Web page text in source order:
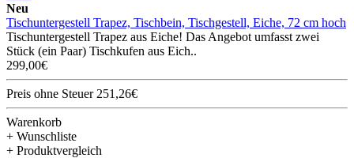
Neu
Tischuntergestell Trapez, Tischbein, Tischgestell, Eiche, 72 cm hoch
Tischuntergestell Trapez aus Eiche! Das Angebot umfasst zwei
Stück (ein Paar) Tischkufen aus Eich..
299,00€
Preis ohne Steuer 251,26€
Warenkorb
+ Wunschliste
+ Produktvergleich